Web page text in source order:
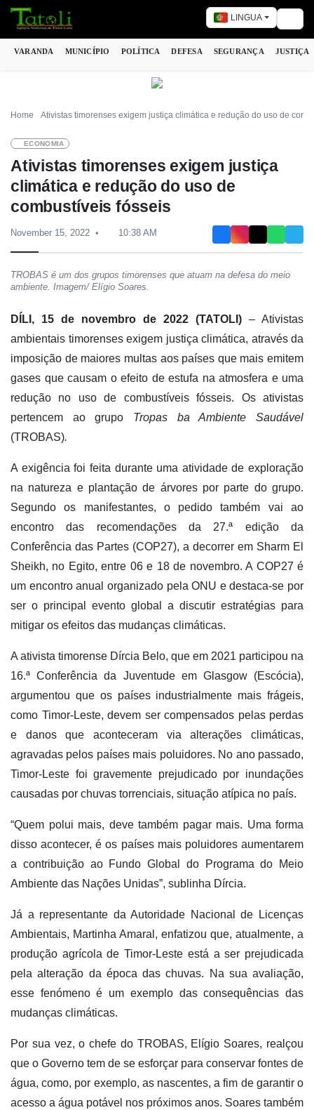
LINGUA
VARANDA MUNICÍPIO POLÍTICA DEFESA SEGURANÇA JUSTIÇA
Home Ativistas timorenses exigem justiça climática e redução do uso de
ECONOMIA
Ativistas timorenses exigem justiça
climática e redução do uso de
combustíveis fósseis
November 15, 2022 10:38 AM
TROBAS é um dos grupos timorenses que atuam na defesa do meio
ambiente. Imagem/ Elígio Soares.
DÍLI, 15 de novembro de 2022 (TATOLI) – Ativistas
ambientais timorenses exigem justiça climática, através da
imposição de maiores multas aos países que mais emitem
gases que causam o efeito de estufa na atmosfera e uma
redução no uso de combustíveis fósseis. Os ativistas
pertencem ao grupo Tropas ba Ambiente Saudável
(TROBAS).
A exigência foi feita durante uma atividade de exploração
na natureza e plantação de árvores por parte do grupo.
Segundo os manifestantes, o pedido também vai ao
encontro das recomendações da 27.ª edição da
Conferência das Partes (COP27), a decorrer em Sharm El
Sheikh, no Egito, entre 06 e 18 de novembro. A COP27 é
um encontro anual organizado pela ONU e destaca-se por
ser o principal evento global a discutir estratégias para
mitigar os efeitos das mudanças climáticas.
A ativista timorense Dírcia Belo, que em 2021 participou na
16.ª Conferência da Juventude em Glasgow (Escócia),
argumentou que os países industrialmente mais frágeis,
como Timor-Leste, devem ser compensados pelas perdas
e danos que aconteceram via alterações climáticas,
agravadas pelos países mais poluidores. No ano passado,
Timor-Leste foi gravemente prejudicado por inundações
causadas por chuvas torrenciais, situação atípica no país.
“Quem polui mais, deve também pagar mais. Uma forma
disso acontecer, é os países mais poluidores aumentarem
a contribuição ao Fundo Global do Programa do Meio
Ambiente das Nações Unidas”, sublinha Dírcia.
Já a representante da Autoridade Nacional de Licenças
Ambientais, Martinha Amaral, enfatizou que, atualmente, a
produção agrícola de Timor-Leste está a ser prejudicada
pela alteração da época das chuvas. Na sua avaliação,
esse fenómeno é um exemplo das consequências das
mudanças climáticas.
Por sua vez, o chefe do TROBAS, Elígio Soares, realçou
que o Governo tem de se esforçar para conservar fontes de
água, como, por exemplo, as nascentes, a fim de garantir o
acesso a água potável nos próximos anos. Soares também